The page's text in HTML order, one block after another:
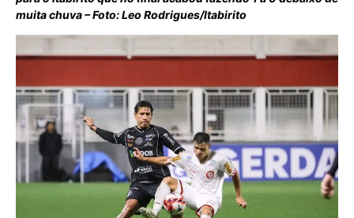
muita chuva – Foto: Leo Rodrigues/Itabirito